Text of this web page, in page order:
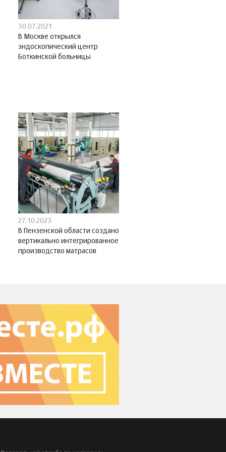
30.07.2021
В Москве открылся
эндоскопический центр
Боткинской больницы
27.10.2023
В Пензенской области создано
вертикально интегрированное
производство матрасов